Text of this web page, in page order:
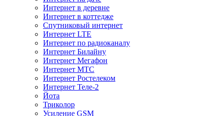
Интернет в деревне
Интернет в коттедже
Спутниковый интернет
Интернет LTE
Интернет по радиоканалу
Интернет Билайну
Интернет Мегафон
Интернет МТС
Интернет Ростелеком
Интернет Теле-2
Йота
Триколор
Усиление GSM